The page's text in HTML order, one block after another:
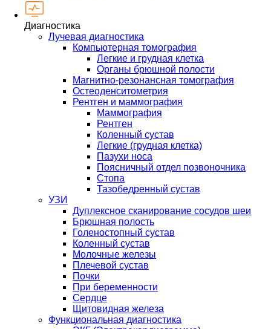
Диагностика
Лучевая диагностика
Компьютерная томография
Легкие и грудная клетка
Органы брюшной полости
Магнитно-резонансная томография
Остеоденситометрия
Рентген и маммография
Маммография
Рентген
Коленный сустав
Легкие (грудная клетка)
Пазухи носа
Поясничный отдел позвоночника
Стопа
Тазобедренный сустав
УЗИ
Дуплексное сканирование сосудов шеи
Брюшная полость
Голеностопный сустав
Коленный сустав
Молочные железы
Плечевой сустав
Почки
При беременности
Сердце
Щитовидная железа
Функциональная диагностика